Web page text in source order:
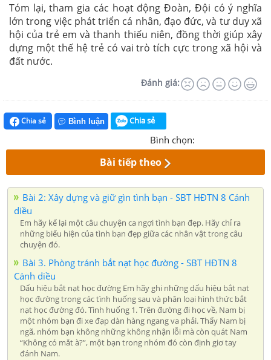
Tóm lại, tham gia các hoạt động Đoàn, Đội có ý nghĩa
lớn trong việc phát triển cá nhân, đạo đức, và tư duy xã
hội của trẻ em và thanh thiếu niên, đồng thời giúp xây
dựng một thế hệ trẻ có vai trò tích cực trong xã hội và
đất nước.
Đánh giá:
Chia sẻ Bình luận Chia sẻ
Bình chọn:
Bài tiếp theo
Bài 2: Xây dựng và giữ gìn tình bạn - SBT HĐTN 8 Cánh
diều
Em hãy kể lại một câu chuyện ca ngợi tình bạn đẹp. Hãy chỉ ra
những biểu hiện của tình bạn đẹp giữa các nhân vật trong câu
chuyện đó.
Bài 3. Phòng tránh bắt nạt học đường - SBT HĐTN 8
Cánh diều
Dấu hiệu bắt nạt học đường Em hãy ghi những dấu hiệu bắt nạt
học đường trong các tình huống sau và phân loại hình thức bắt
nạt học đường đó. Tình huống 1. Trên đường đi học về, Nam bị
một nhóm bạn đi xe đạp dàn hàng ngang va phải. Thấy Nam bị
ngã, nhóm bạn không những không nhận lỗi mà còn quát Nam
“Không có mắt à?”, một bạn trong nhóm đó còn định giơ tay
đánh Nam.